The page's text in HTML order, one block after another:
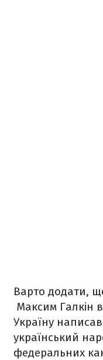
Варто додати,
Максим Галкін
Україну
український
федеральних